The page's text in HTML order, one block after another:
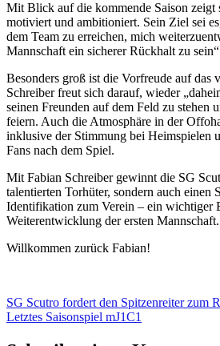
Mit Blick auf die kommende Saison zeigt
motiviert und ambitioniert. Sein Ziel sei
dem Team zu erreichen, mich
Mannschaft ein sicherer Rückhalt zu
Besonders groß ist die Vorfreude auf das
Schreiber freut sich darauf, wieder
seinen Freunden auf dem Feld zu stehen
feiern. Auch die Atmosphäre in der
inklusive der Stimmung bei Heimspielen
Fans nach dem Spiel.
Mit Fabian Schreiber gewinnt die SG
talentierten Torhüter, sondern auch einen
Identifikation zum Verein – ein wichtiger
Weiterentwicklung der ersten Mannschaft.
Willkommen zurück Fabian!
Beitragsnavigation
SG Scutro fordert den Spitzenreiter zum
Letztes Saisonspiel mJ1C1